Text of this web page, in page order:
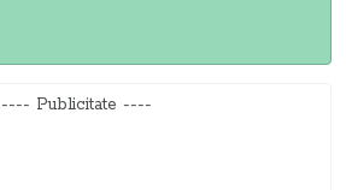
---- Publicitate ----